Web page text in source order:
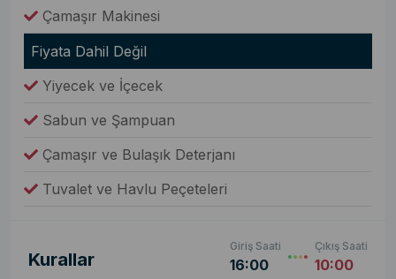
Çamaşır Makinesi
Fiyata Dahil Değil
Yiyecek ve İçecek
Sabun ve Şampuan
Çamaşır ve Bulaşık Deterjanı
Tuvalet ve Havlu Peçeteleri
Kurallar
Giriş Saati
16:00
Çıkış Saati
10:00